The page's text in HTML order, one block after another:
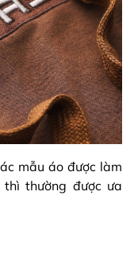
mẫu áo được làm
thường được ưa